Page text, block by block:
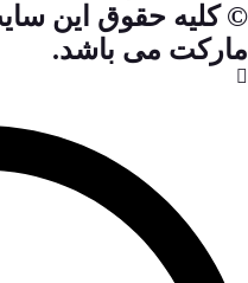
© کلیه حقوق این
مارکت می باشد.